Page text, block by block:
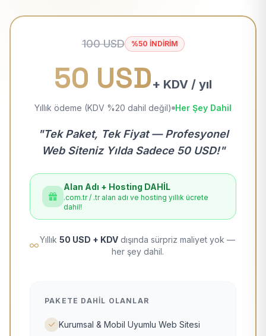
100 USD %50 İNDİRİM
50 USD+ KDV / yıl
Yıllık ödeme (KDV %20 dahil değil) Her Şey Dahil
"Tek Paket, Tek Fiyat — Profesyonel
Web Siteniz Yılda Sadece 50 USD!"
Alan Adı + Hosting DAHİL
.com.tr / .tr alan adı ve hosting yıllık ücrete
dahil!
Yıllık 50 USD + KDV dışında sürpriz maliyet yok —
her şey dahil.
PAKETE DAHIL OLANLAR
Kurumsal & Mobil Uyumlu Web Sitesi